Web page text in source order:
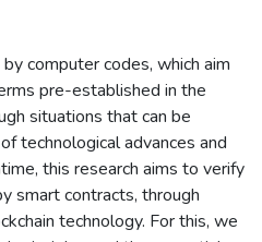
computer codes, which aim
pre-established in the
situations that can be
technological advances and
this research aims to verify
smart contracts, through
technology. For this, we